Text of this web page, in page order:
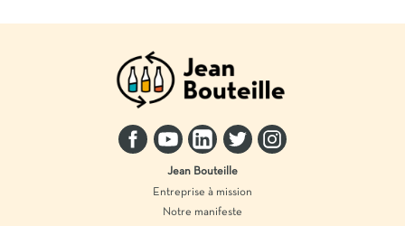
Jean Bouteille
Entreprise à mission
Notre manifeste